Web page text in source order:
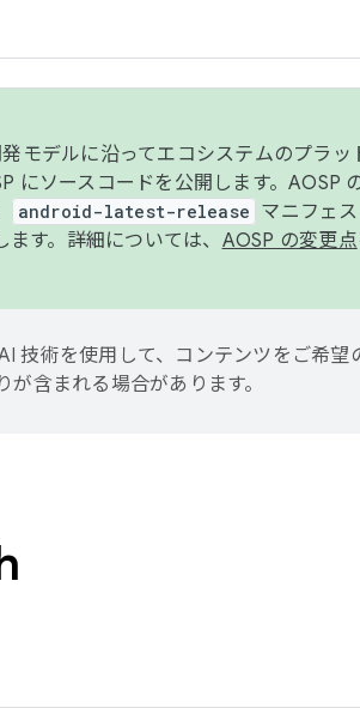
モデルに沿ってエコシステムのプラッ
にソースコードを公開します。AOSP
android-latest-release マニフェ
す。詳細については、 AOSP の変更点
技術を使用して、コンテンツをご希望
含まれる場合があります。